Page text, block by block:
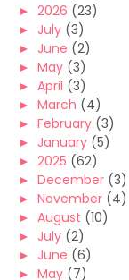
► 2026 (23)
► July (3)
► June (2)
► May (3)
► April (3)
► March (4)
► February (3)
► January (5)
► 2025 (62)
► December (3)
► November (4)
► August (10)
► July (2)
► June (6)
► May (7)